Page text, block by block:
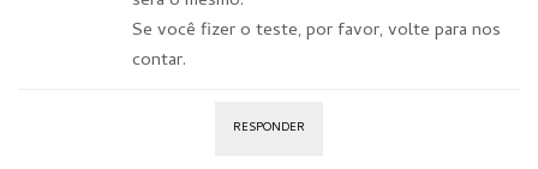
Se você fizer o teste, por favor, volte para nos
contar.
RESPONDER